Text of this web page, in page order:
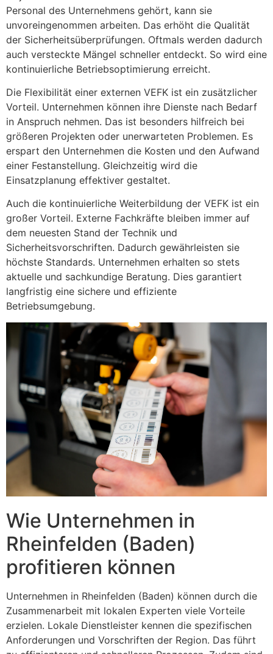
Personal des Unternehmens gehört, kann sie
unvoreingenommen arbeiten. Das erhöht die Qualität
der Sicherheitsüberprüfungen. Oftmals werden dadurch
auch versteckte Mängel schneller entdeckt. So wird eine
kontinuierliche Betriebsoptimierung erreicht.
Die Flexibilität einer externen VEFK ist ein zusätzlicher
Vorteil. Unternehmen können ihre Dienste nach Bedarf
in Anspruch nehmen. Das ist besonders hilfreich bei
größeren Projekten oder unerwarteten Problemen. Es
erspart den Unternehmen die Kosten und den Aufwand
einer Festanstellung. Gleichzeitig wird die
Einsatzplanung effektiver gestaltet.
Auch die kontinuierliche Weiterbildung der VEFK ist ein
großer Vorteil. Externe Fachkräfte bleiben immer auf
dem neuesten Stand der Technik und
Sicherheitsvorschriften. Dadurch gewährleisten sie
höchste Standards. Unternehmen erhalten so stets
aktuelle und sachkundige Beratung. Dies garantiert
langfristig eine sichere und effiziente
Betriebsumgebung.
Wie Unternehmen in
Rheinfelden (Baden)
profitieren können
Unternehmen in Rheinfelden (Baden) können durch die
Zusammenarbeit mit lokalen Experten viele Vorteile
erzielen. Lokale Dienstleister kennen die spezifischen
Anforderungen und Vorschriften der Region. Das führt